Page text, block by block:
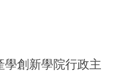
學創新學院行政主